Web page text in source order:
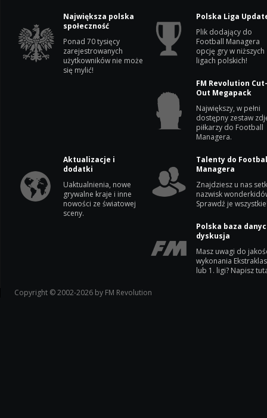
Największa polska
społeczność
Ponad 70 tysięcy
zarejestrowanych
użytkowników nie może
się mylić!
Polska Liga
Plik dodający do
Football Managera
opcję gry w niższych
ligach polskich!
FM Revolution
Out Megapack
Największy, w pełni
dostępny zestaw
piłkarzy do Football
Managera.
Aktualizacje i
dodatki
Uaktualnienia, nowe
grywalne kraje i inne
nowości ze światowej
sceny.
Talenty do
Managera
Znajdziesz u nas
nazwisk
Sprawdź je
Polska baza
dyskusja
Masz uwagi do
wykonania
lub 1. ligi? Napisz
Copyright © 2002-2026 by FM Revolution